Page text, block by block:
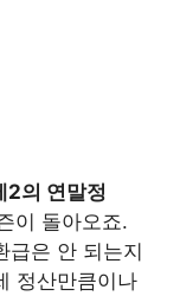
2의 연말정
이 돌아오죠.
급은 안 되는지
정산만큼이나